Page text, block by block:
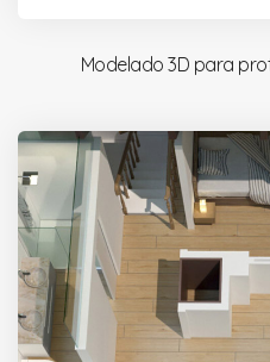
Modelado 3D para